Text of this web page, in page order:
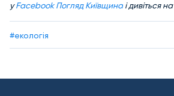
уFacebook Погляд Київщина і дивіться на
#екологія